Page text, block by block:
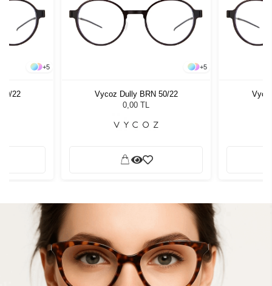
+5
22
+5
Vycoz Dully BRN 50/22
0,00 TL